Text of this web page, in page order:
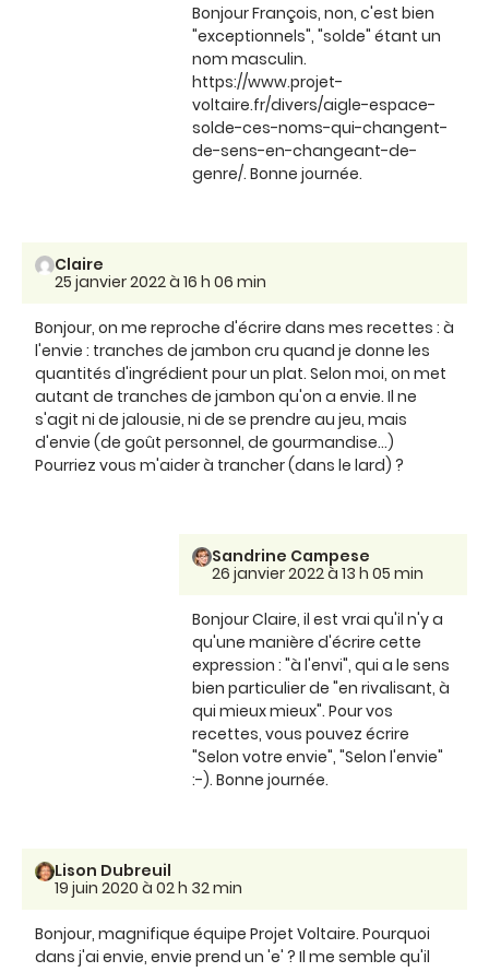
Bonjour François, non, c'est bien
"exceptionnels", "solde" étant un
nom masculin.
https://www.projet-
voltaire.fr/divers/aigle-espace-
solde-ces-noms-qui-changent-
de-sens-en-changeant-de-
genre/. Bonne journée.
Claire
25 janvier 2022 à 16 h 06 min
Bonjour, on me reproche d'écrire dans mes recettes : à
l'envie : tranches de jambon cru quand je donne les
quantités d'ingrédient pour un plat. Selon moi, on met
autant de tranches de jambon qu'on a envie. Il ne
s'agit ni de jalousie, ni de se prendre au jeu, mais
d'envie (de goût personnel, de gourmandise...)
Pourriez vous m'aider à trancher (dans le lard) ?
Sandrine Campese
26 janvier 2022 à 13 h 05 min
Bonjour Claire, il est vrai qu'il n'y a
qu'une manière d'écrire cette
expression : "à l'envi", qui a le sens
bien particulier de "en rivalisant, à
qui mieux mieux". Pour vos
recettes, vous pouvez écrire
"Selon votre envie", "Selon l'envie"
:-). Bonne journée.
Lison Dubreuil
19 juin 2020 à 02 h 32 min
Bonjour, magnifique équipe Projet Voltaire. Pourquoi
dans j'ai envie, envie prend un 'e' ? Il me semble qu'il